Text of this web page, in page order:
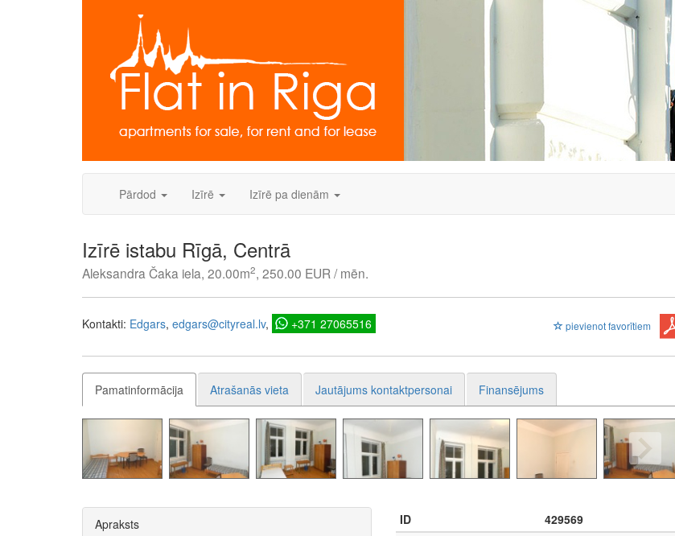
Pārdod Izīrē Izīrē pa dienām
Izīrē istabu Rīgā, Centrā
Aleksandra Čaka iela, 20.00m2, 250.00 EUR / mēn.
pievienot favorītiem
Kontakti: Edgars edgars@cityreal.lv +371 27065516
Pamatinformācija Atrašanās vieta Jautājums kontaktpersonai Finansējums
Apraksts ID
429569